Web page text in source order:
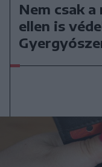
Nem csak
ellen is